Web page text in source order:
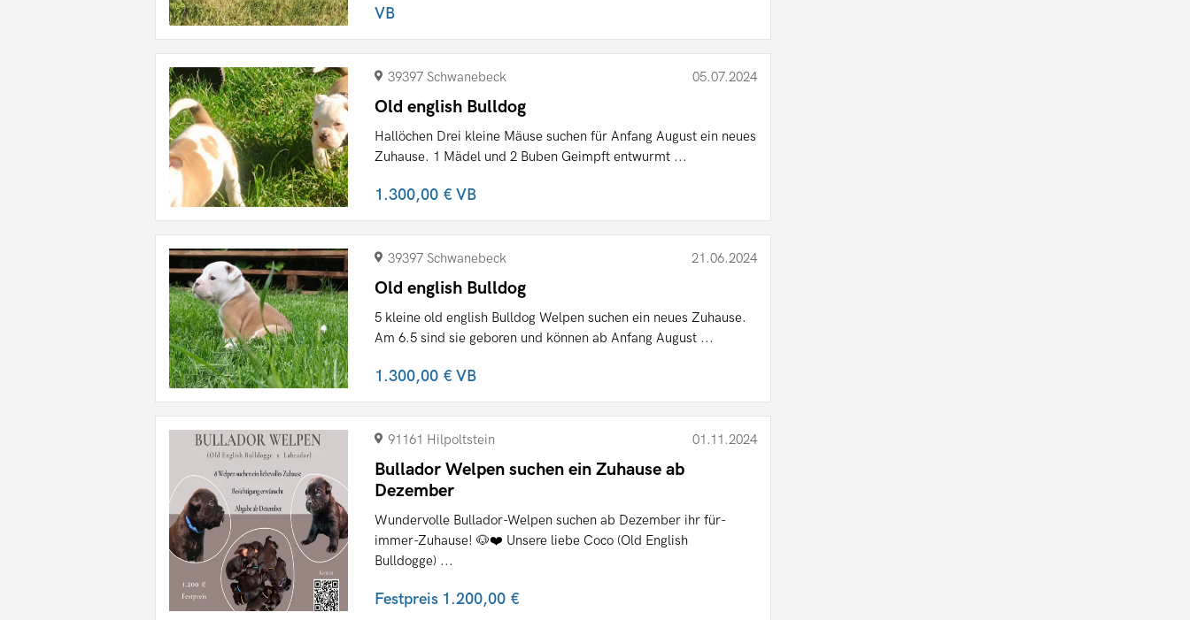
VB
39397 Schwanebeck 05.07.2024
Old english Bulldog
Hallöchen Drei kleine Mäuse suchen für Anfang August ein neues
Zuhause. 1 Mädel und 2 Buben Geimpft entwurmt ...
1.300,00 €VB
39397 Schwanebeck 21.06.2024
Old english Bulldog
5 kleine old english Bulldog Welpen suchen ein neues Zuhause.
Am 6.5 sind sie geboren und können ab Anfang August ...
1.300,00 €VB
91161 Hilpoltstein 01.11.2024
Bullador Welpen suchen ein Zuhause ab
Dezember
Wundervolle Bullador-Welpen suchen ab Dezember ihr für-
immer-Zuhause! 🐶❤️ Unsere liebe Coco (Old English
Bulldogge) ...
Festpreis 1.200,00 €